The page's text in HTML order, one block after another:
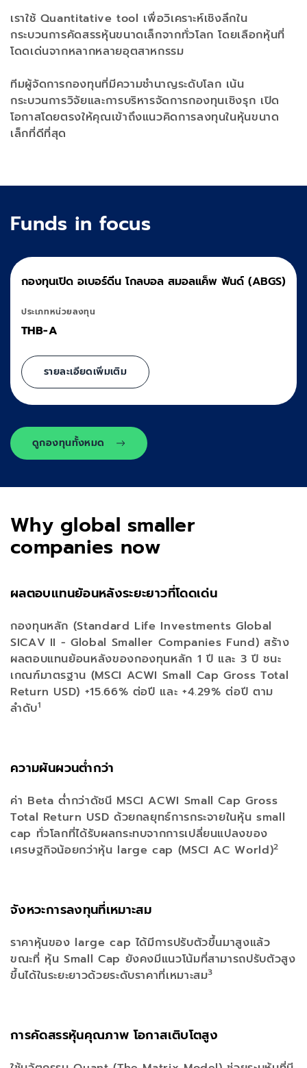
เราใช้ Quantitative tool เพื่อวิเคราะห์เชิงลึกใน
กระบวนการคัดสรรหุ้นขนาดเล็กจากทั่วโลก โดยเลือกหุ้นที่
โดดเด่นจากหลากหลายอุตสาหกรรม
ทีมผู้จัดการกองทุนที่มีความชำนาญระดับโลก เน้น
กระบวนการวิจัยและการบริหารจัดการกองทุนเชิงรุก เปิด
โอกาสโดยตรงให้คุณเข้าถึงแนวคิดการลงทุนในหุ้นขนาด
เล็กที่ดีที่สุด
Funds in focus
กองทุนเปิด อเบอร์ดีน โกลบอล สมอลแค็พ ฟันด์ (ABGS)
ประเภทหน่วยลงทุน
THB-A
รายละเอียดเพิ่มเติม
ดูกองทุนทั้งหมด
Why global smaller
companies now
ผลตอบแทนย้อนหลังระยะยาวที่โดดเด่น
กองทุนหลัก (Standard Life Investments Global
SICAV II - Global Smaller Companies Fund) สร้าง
ผลตอบแทนย้อนหลังของกองทุนหลัก 1 ปี และ 3 ปี ชนะ
เกณฑ์มาตรฐาน (MSCI ACWI Small Cap Gross Total
Return USD) +15.66% ต่อปี และ +4.29% ต่อปี ตาม
ลำดับ1
ความผันผวนต่ำกว่า
ค่า Beta ต่ำกว่าดัชนี MSCI ACWI Small Cap Gross
Total Return USD ด้วยกลยุทธ์การกระจายในหุ้น small
cap ทั่วโลกที่ได้รับผลกระทบจากการเปลี่ยนแปลงของ
เศรษฐกิจน้อยกว่าหุ้น large cap (MSCI AC World)2
จังหวะการลงทุนที่เหมาะสม
ราคาหุ้นของ large cap ได้มีการปรับตัวขึ้นมาสูงแล้ว
ขณะที่ หุ้น Small Cap ยังคงมีแนวโน้มที่สามารถปรับตัวสูง
ขึ้นได้ในระยะยาวด้วยระดับราคาที่เหมาะสม3
การคัดสรรหุ้นคุณภาพ โอกาสเติบโตสูง